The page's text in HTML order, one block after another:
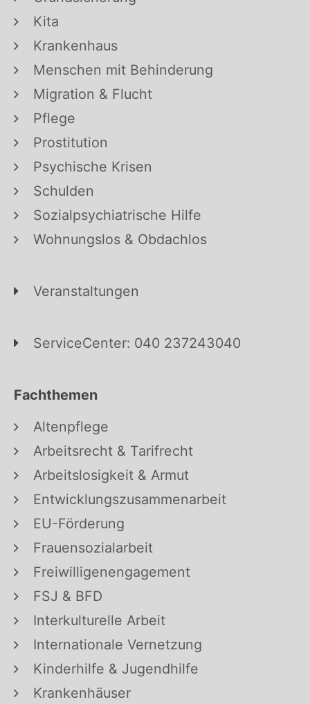
Kita
Krankenhaus
Menschen mit Behinderung
Migration & Flucht
Pflege
Prostitution
Psychische Krisen
Schulden
Sozialpsychiatrische Hilfe
Wohnungslos & Obdachlos
Veranstaltungen
ServiceCenter: 040 237243040
Fachthemen
Altenpflege
Arbeitsrecht & Tarifrecht
Arbeitslosigkeit & Armut
Entwicklungszusammenarbeit
EU-Förderung
Frauensozialarbeit
Freiwilligenengagement
FSJ & BFD
Interkulturelle Arbeit
Internationale Vernetzung
Kinderhilfe & Jugendhilfe
Krankenhäuser